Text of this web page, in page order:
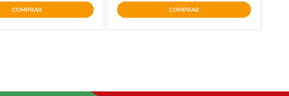
COMPRAR COMPRAR